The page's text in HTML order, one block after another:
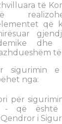
të
që
të
sigurimin
nga:
për
- që është
i